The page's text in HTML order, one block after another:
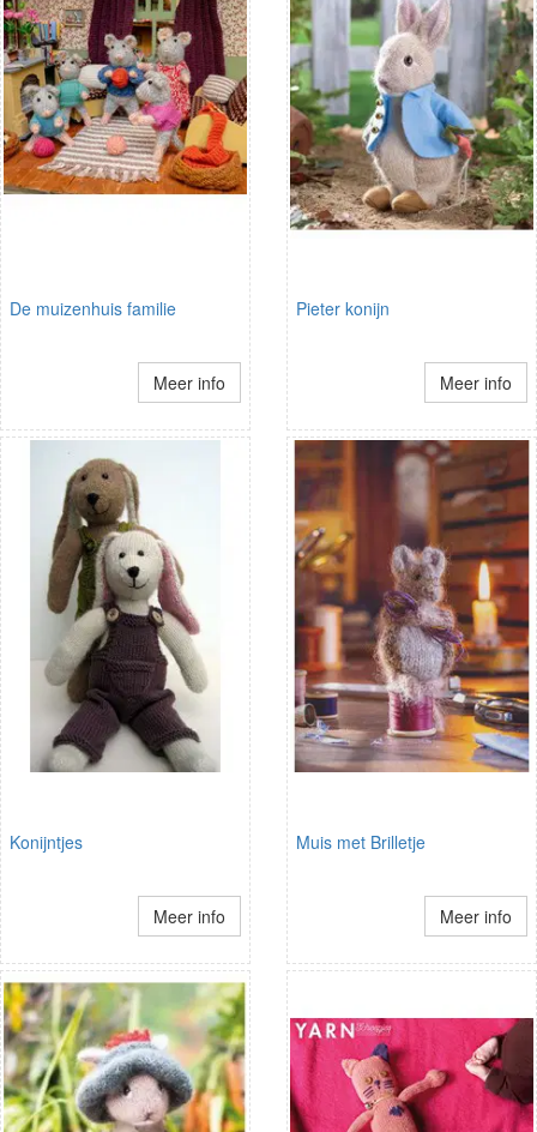
De muizenhuis familie
Meer info
Pieter konijn
Meer info
Konijntjes
Meer info
Muis met Brilletje
Meer info